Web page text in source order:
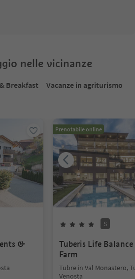
nelle vicinanze
Breakfast
Vacanze in agriturismo
&
Prenotabile online
S
Tuberis Life
Farm
Tubre in Val Monastero,
Venosta